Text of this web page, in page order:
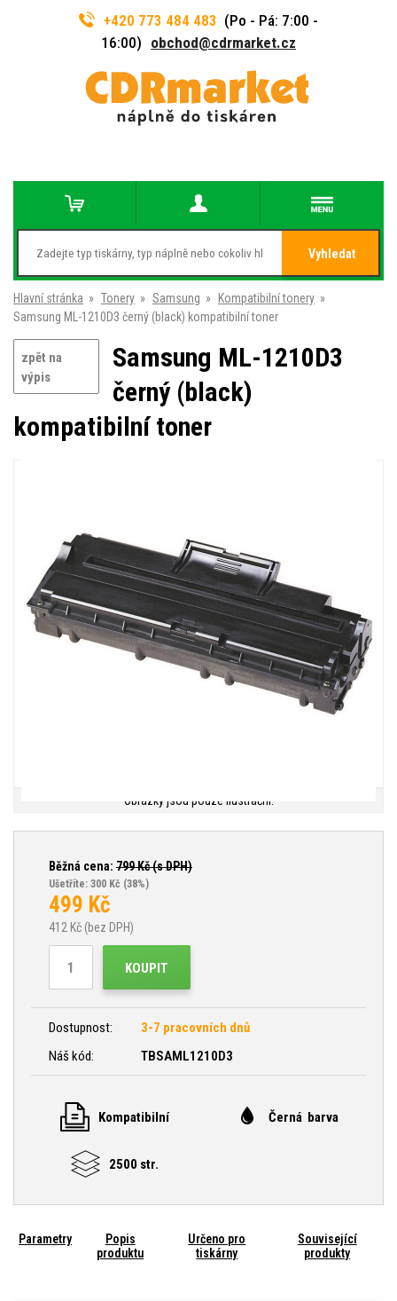
+420 773 484 483 (Po - Pá: 7:00 -
16:00) obchod@cdrmarket.cz
Vyhledat
Hlavní stránka » Tonery » Samsung » Kompatibilní tonery »
Samsung ML-1210D3 černý (black) kompatibilní toner
zpět na
výpis
Samsung ML-1210D3
černý (black)
kompatibilní toner
Obrázky jsou pouze ilustrační.
Běžná cena: 799Kč (s DPH)
Ušetříte: 300 Kč (38%)
499 Kč
412 Kč (bez DPH)
KOUPIT
Dostupnost:
3-7 pracovních dnů
Náš kód:
TBSAML1210D3
Kompatibilní Černá barva
2500 str.
Parametry
Popis
produktu
Určeno pro
tiskárny
Související
produkty